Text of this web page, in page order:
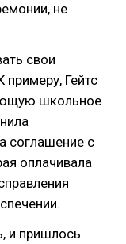
не
свои
Гейтс
школьное
соглашение с
оплачивала
и пришлось